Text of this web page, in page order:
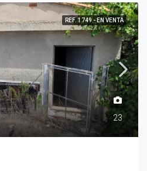
REF. 1749 - EN VENTA
23